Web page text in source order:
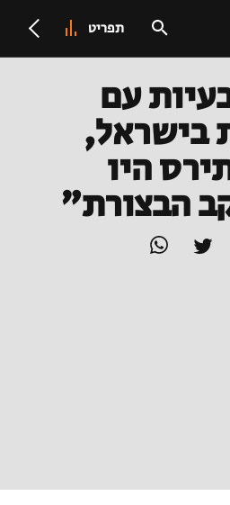
תפריט
עם
בישראל,
היו
הבצורת"